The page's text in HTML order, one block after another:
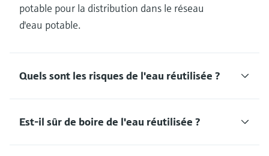
potable pour la distribution dans le réseau
d'eau potable.
Quels sont les risques de l'eau réutilisée ?
Est-il sûr de boire de l'eau réutilisée ?